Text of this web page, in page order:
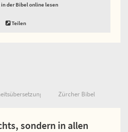
in der Bibel online lesen
Teilen
Zürcher Bibel
sondern in allen